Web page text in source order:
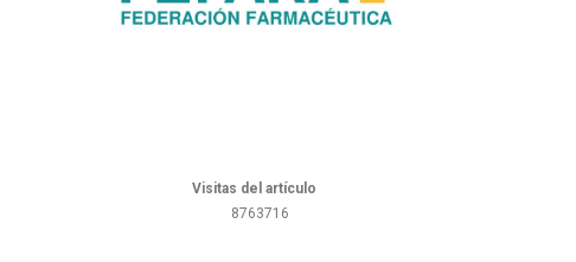
Visitas del artículo
8763716